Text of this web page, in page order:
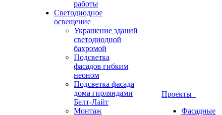
работы
Светодиодное
освещение
Украшение зданий
светодиодной
бахромой
Подсветка
фасадов гибким
неоном
Подсветка фасада
дома гирляндами
Белт-Лайт
Монтаж
Проекты
Фасадные